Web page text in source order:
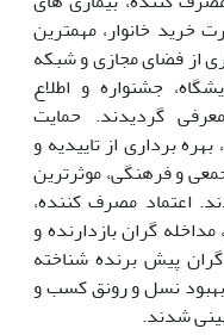
خانوار، مهمترین
از فضای مجازی و شبکه
جشنواره و اطلاع
گردیدند. حمایت
برداری از تاییدیه و
و فرهنگی، موثرترین
اعتماد مصرف کننده،
گران بازدارنده و
پیش برنده شناخته
نسل و رونق کسب و
شدند.